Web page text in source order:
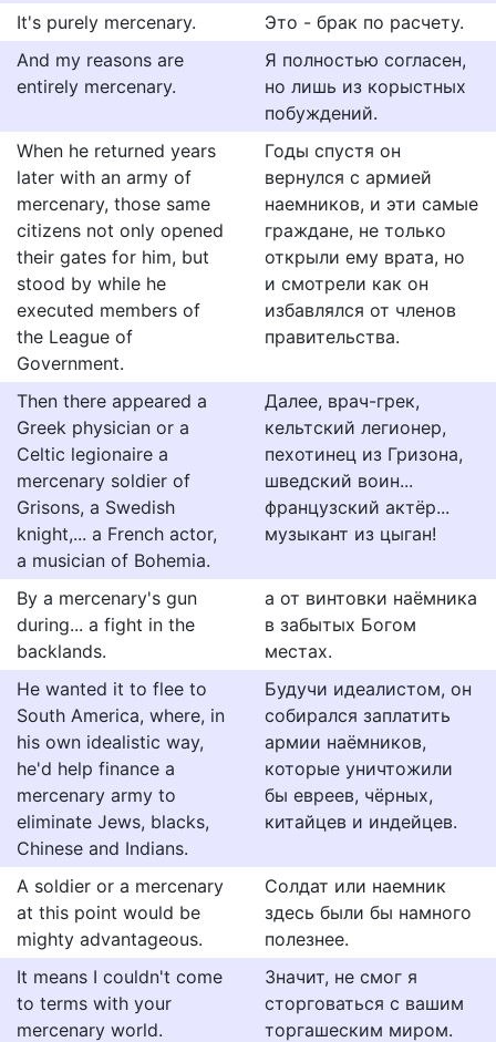
It's purely mercenary.
Это - брак по расчету.
And my reasons are
entirely mercenary.
Я полностью согласен,
но лишь из корыстных
побуждений.
When he returned years
later with an army of
mercenary, those same
citizens not only opened
their gates for him, but
stood by while he
executed members of
the League of
Government.
Годы спустя он
вернулся с армией
наемников, и эти самые
граждане, не только
открыли ему врата, но
и смотрели как он
избавлялся от членов
правительства.
Then there appeared a
Greek physician or a
Celtic legionaire a
mercenary soldier of
Grisons, a Swedish
knight,... a French actor,
a musician of Bohemia.
Далее, врач-грек,
кельтский легионер,
пехотинец из Гризона,
шведский воин...
французский актёр...
музыкант из цыган!
By a mercenary's gun
during... a fight in the
backlands.
а от винтовки наёмника
в забытых Богом
местах.
He wanted it to flee to
South America, where, in
his own idealistic way,
he'd help finance a
mercenary army to
eliminate Jews, blacks,
Chinese and Indians.
Будучи идеалистом, он
собирался заплатить
армии наёмников,
которые уничтожили
бы евреев, чёрных,
китайцев и индейцев.
A soldier or a mercenary
at this point would be
mighty advantageous.
Солдат или наемник
здесь были бы намного
полезнее.
It means I couldn't come
to terms with your
mercenary world.
Значит, не смог я
сторговаться с вашим
торгашеским миром.